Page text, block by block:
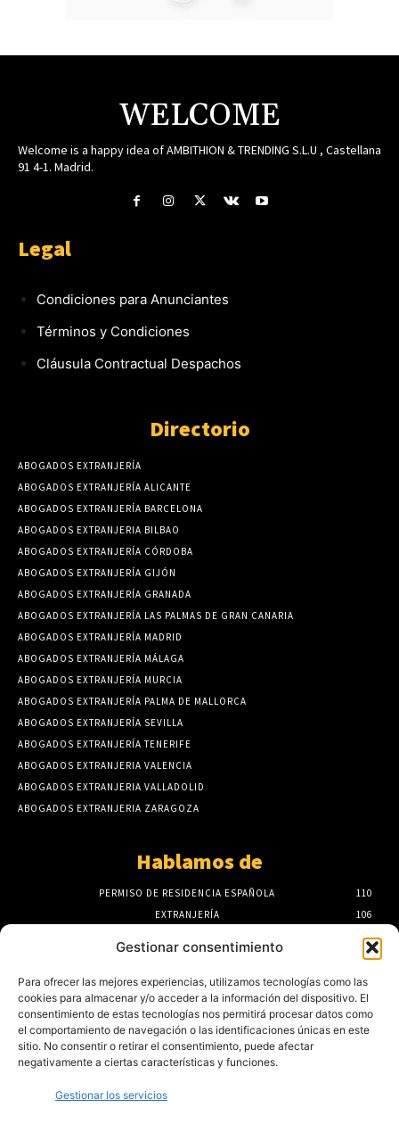
Gestionar consentimiento
Para ofrecer las mejores experiencias, utilizamos tecnologías como las
cookies para almacenar y/o acceder a la información del dispositivo. El
consentimiento de estas tecnologías nos permitirá procesar datos como
el comportamiento de navegación o las identificaciones únicas en este
sitio. No consentir o retirar el consentimiento, puede afectar
negativamente a ciertas características y funciones.
Gestionar los servicios
WELCOME
Welcome is a happy idea of AMBITHION & TRENDING S.L.U , Castellana
91 4-1. Madrid.
Legal
Condiciones para Anunciantes
Términos y Condiciones
Cláusula Contractual Despachos
Directorio
ABOGADOS EXTRANJERÍA
ABOGADOS EXTRANJERÍA ALICANTE
ABOGADOS EXTRANJERÍA BARCELONA
ABOGADOS EXTRANJERIA BILBAO
ABOGADOS EXTRANJERÍA CÓRDOBA
ABOGADOS EXTRANJERÍA GIJÓN
ABOGADOS EXTRANJERÍA GRANADA
ABOGADOS EXTRANJERÍA LAS PALMAS DE GRAN CANARIA
ABOGADOS EXTRANJERÍA MADRID
ABOGADOS EXTRANJERÍA MÁLAGA
ABOGADOS EXTRANJERÍA MURCIA
ABOGADOS EXTRANJERÍA PALMA DE MALLORCA
ABOGADOS EXTRANJERÍA SEVILLA
ABOGADOS EXTRANJERÍA TENERIFE
ABOGADOS EXTRANJERIA VALENCIA
ABOGADOS EXTRANJERIA VALLADOLID
ABOGADOS EXTRANJERIA ZARAGOZA
Hablamos de
PERMISO DE RESIDENCIA ESPAÑOLA
110
EXTRANJERÍA
106
100
ASISTENCIA SANITARIA
93
ABOGADOS EXTRANJERÍA
85
NÓMADAS DIGITALES
80
Noticias para extranjeros
Mejores despachos para tramitar la
nacionalidad española en las Islas Baleares